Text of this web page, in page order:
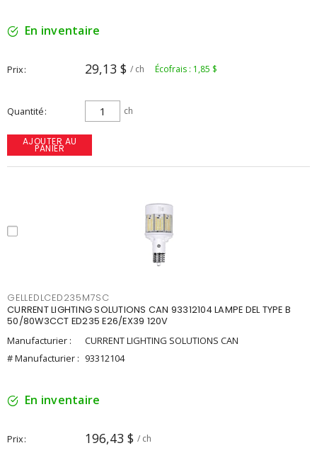
En inventaire
Prix 29,13 $ / ch Écofrais : 1,85 $
Quantité ch
AJOUTER AU
PANIER
GELLEDLCED235M7SC
CURRENT LIGHTING SOLUTIONS CAN 93312104 LAMPE DEL TYPE B
50/80W3CCT ED235 E26/EX39 120V
Manufacturier :
CURRENT LIGHTING SOLUTIONS CAN
# Manufacturier : 93312104
En inventaire
Prix 196,43 $ / ch